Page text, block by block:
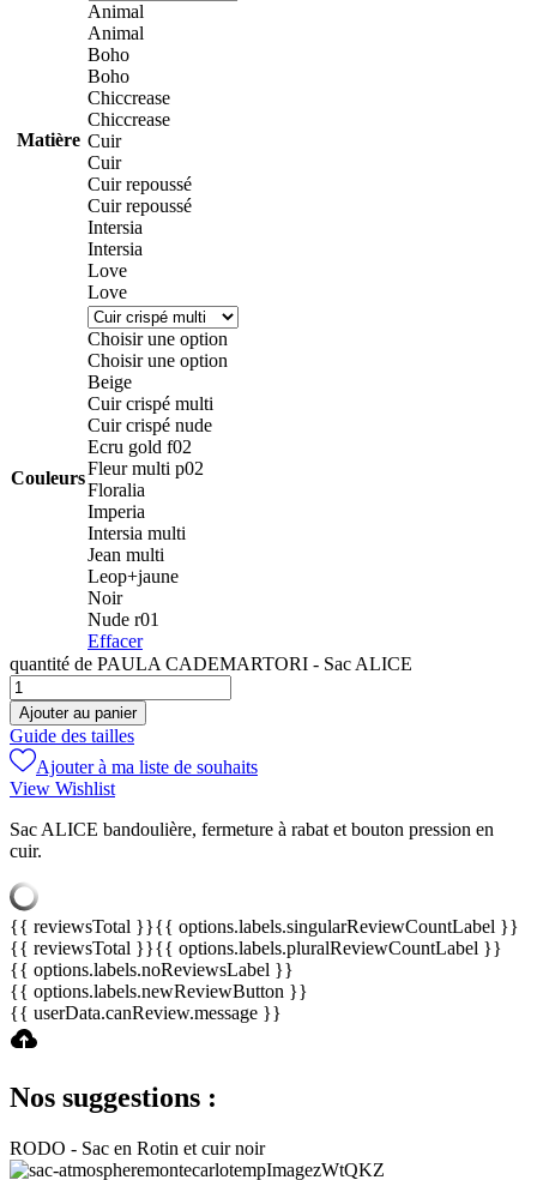
Matière
Animal
Animal
Boho
Boho
Chiccrease
Chiccrease
Cuir
Cuir
Cuir repoussé
Cuir repoussé
Intersia
Intersia
Love
Love
Couleurs
Choisir une option
Choisir une option
Beige
Cuir crispé multi
Cuir crispé nude
Ecru gold f02
Fleur multi p02
Floralia
Imperia
Intersia multi
Jean multi
Leop+jaune
Noir
Nude r01
Effacer
quantité de PAULA CADEMARTORI - Sac ALICE
Ajouter au panier
Guide des tailles
Ajouter à ma liste de souhaits
View Wishlist
Sac ALICE bandoulière, fermeture à rabat et bouton pression en
cuir.
{{ reviewsTotal }}{{ options.labels.singularReviewCountLabel }}
{{ reviewsTotal }}{{ options.labels.pluralReviewCountLabel }}
{{ options.labels.noReviewsLabel }}
{{ options.labels.newReviewButton }}
{{ userData.canReview.message }}
Nos suggestions :
RODO - Sac en Rotin et cuir noir